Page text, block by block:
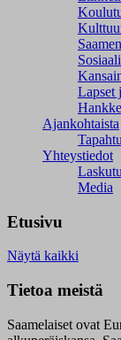
Lapset
Ajankohtaista
Yhteystiedot
Media
Etusivu
Näytä kaikki
Tietoa meistä
Saamelaiset ovat